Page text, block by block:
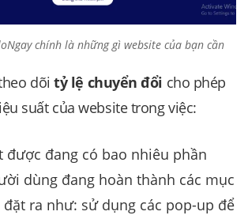
chính là những gì website của bạn cần
dõitỷ lệ chuyển đổi cho phép
suất của website trong việc:
được đang có bao nhiêu phần
dùng đang hoàn thành các mục
ra như: sử dụng các pop-up để